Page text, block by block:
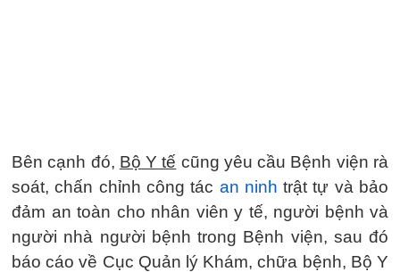
Bên cạnh đó, Bộ Y tế cũng yêu cầu Bệnh viện rà
soát, chấn chỉnh công tác an ninh trật tự và bảo
đảm an toàn cho nhân viên y tế, người bệnh và
người nhà người bệnh trong Bệnh viện, sau đó
báo cáo về Cục Quản lý Khám, chữa bệnh, Bộ Y